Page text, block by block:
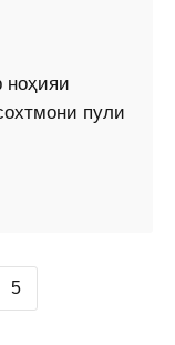
ноҳияи
пули
5